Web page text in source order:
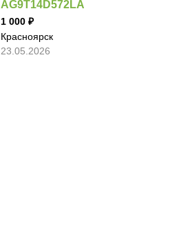
AG9T14D572LA
1 000
Красноярск
23.05.2026